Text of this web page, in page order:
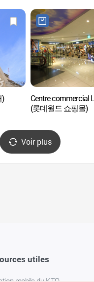
Centre commercial
(롯데월드 쇼핑몰)
Voir plus
utiles